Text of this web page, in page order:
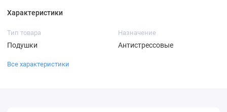
Характеристики
Тип товара
Подушки
Назначение
Антистрессовые
Все характеристики